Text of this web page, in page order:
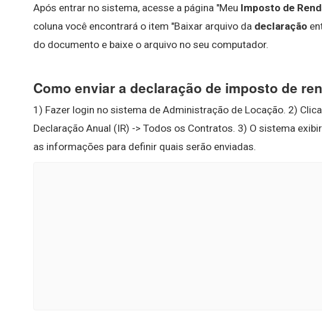
Após entrar no sistema, acesse a página "Meu Imposto de
coluna você encontrará o item "Baixar arquivo da declaração
do documento e baixe o arquivo no seu computador.
Como enviar a declaração de imposto de
1) Fazer login no sistema de Administração de Locação. 2)
Declaração Anual (IR) -> Todos os Contratos. 3) O sistema
as informações para definir quais serão enviadas.